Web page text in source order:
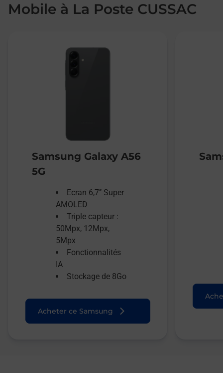
Mobile à La Poste CUSSAC
Samsung Galaxy A56
5G
Ecran 6,7’’ Super
AMOLED
Triple capteur :
50Mpx, 12Mpx,
5Mpx
Fonctionnalités
IA
Stockage de 8Go
Acheter ce Samsung